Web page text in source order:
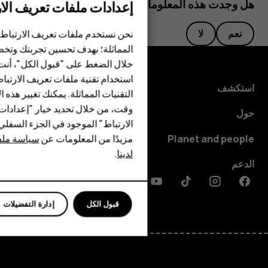
الهواتف الذكية
الهواتف المميزة
HMD Terra M
HMD DUB
HMD Watch
للأعمال
هل وجدت هذه المعلومات مفيدة؟
نعم لا
استكشف
حول
Planet and people
الدعم
Facebook
Instagram
Tiktok
Youtube
إعدادات ملفات تعريف
نحن نستخدم ملفات تعريف
المماثلة؛ بهدف تحسين تجربتك
خلال الضغط على "قبول الكل"،
استخدام تقنية ملفات تعريف
التقنيات المماثلة. يمكنك تغيير
وقت، من خلال تحديد خيار
الارتباط" الموجود في الجزء
مزيدًا من المعلومات عنسياسة
لدينا.
إدارة التفضيلات قبول الكل